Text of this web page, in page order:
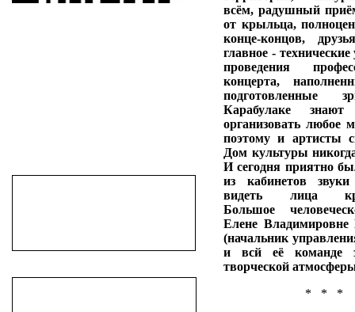
всём, радушный
от крыльца,
конце-концов,
главное -
проведения
концерта,
подготовленные
Карабулаке
организовать любое
поэтому и артисты
Дом культуры
И сегодня приятно
из кабинетов звуки
видеть лица
Большое
Елене Владимировне
(начальник
и всй её команде
творческой
* * *